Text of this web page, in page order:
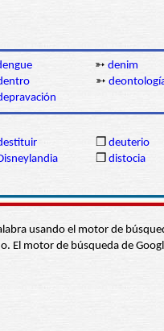
➳ denim
➳
❒ deuterio
❒ distocia
usando el motor de
El motor de búsqueda de